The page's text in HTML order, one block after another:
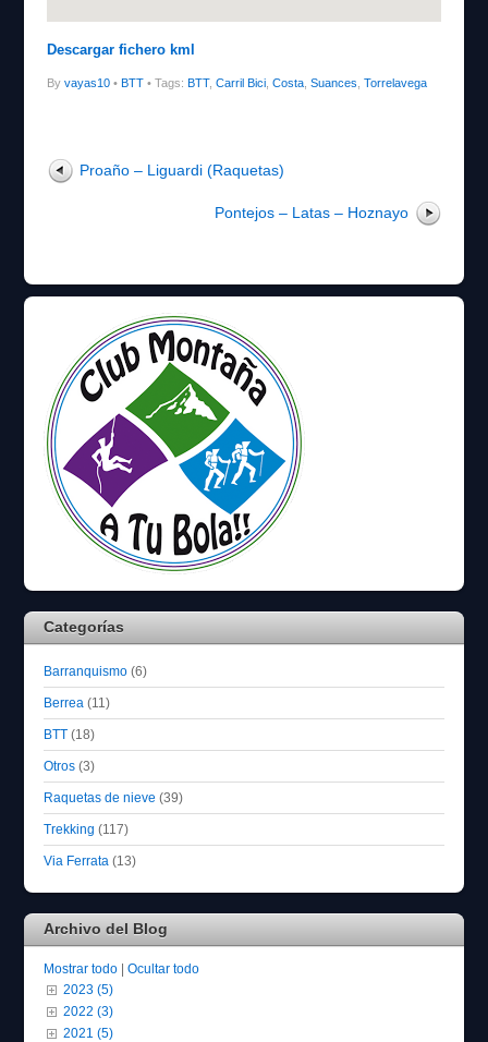
Descargar fichero kml
By vayas10• BTT • Tags: BTT, Carril Bici, Costa, Suances Torrelavega
Proaño – Liguardi (Raquetas)
Pontejos – Latas – Hoznayo
Categorías
Barranquismo (6)
Berrea (11)
BTT (18)
Otros (3)
Raquetas de nieve (39)
Trekking (117)
Via Ferrata (13)
Archivo del Blog
Mostrar todo |Ocultar todo
2023 (5)
2022 (3)
2021 (5)